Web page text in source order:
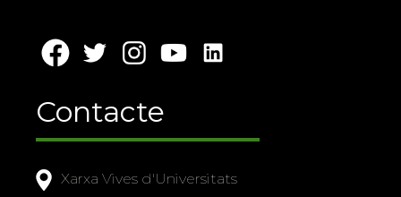
Contacte
Xarxa Vives d'Universitats